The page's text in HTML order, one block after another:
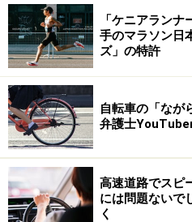
イン
一見よく似ていて、作風もそ
つも、最終的には著作権侵
です。
次に参考になるのが、マンシ
判平成21年3月26日）。
この事件は、被告が作成した
「ケニアラン
手のマラソン日
ズ」の特許
自転車の「なが
弁護士
高速道路でスピ
には問題ないで
く